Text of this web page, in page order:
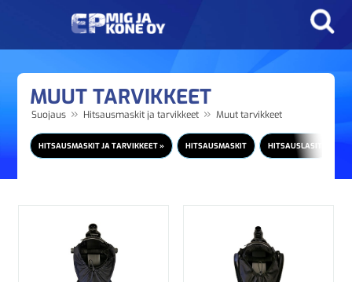
MUUT TARVIKKEET
Suojaus » Hitsausmaskit ja tarvikkeet » Muut tarvikkeet
HITSAUSMASKIT JA TARVIKKEET » HITSAUSMASKIT HITSAUSLASIT